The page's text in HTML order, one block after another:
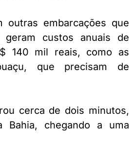
outras embarcações que
custos anuais de
140 mil reais, como as
que precisam de
cerca de dois minutos,
Bahia, chegando a uma